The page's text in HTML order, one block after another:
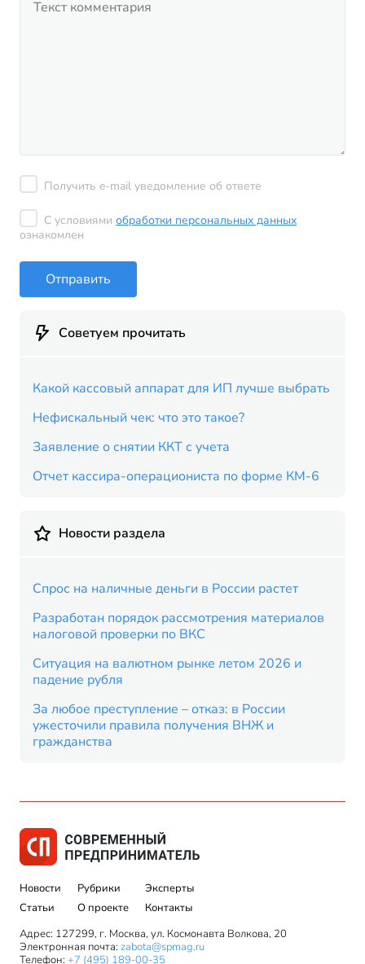
Получить e-mail уведомление об ответе
С условиями обработки персональных данных
ознакомлен
Отправить
Советуем прочитать
Какой кассовый аппарат для ИП лучше выбрать
Нефискальный чек: что это такое?
Заявление о снятии ККТ с учета
Отчет кассира-операциониста по форме КМ-6
Новости раздела
Спрос на наличные деньги в России растет
Разработан порядок рассмотрения материалов
налоговой проверки по ВКС
Ситуация на валютном рынке летом 2026 и
падение рубля
За любое преступление – отказ: в России
ужесточили правила получения ВНЖ и
гражданства
Новости
Статьи
Рубрики
О проекте
Эксперты
Контакты
Адрес: 127299, г. Москва, ул. Космонавта Волкова, 20
Электронная почта: zabota@spmag.ru
Телефон: +7 (495) 189-00-35